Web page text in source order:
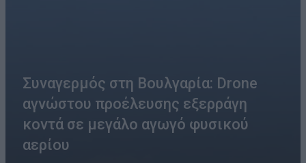
Συναγερμός στη Βουλγαρία: Drone
αγνώστου προέλευσης εξερράγη
κοντά σε μεγάλο αγωγό φυσικού
αερίου